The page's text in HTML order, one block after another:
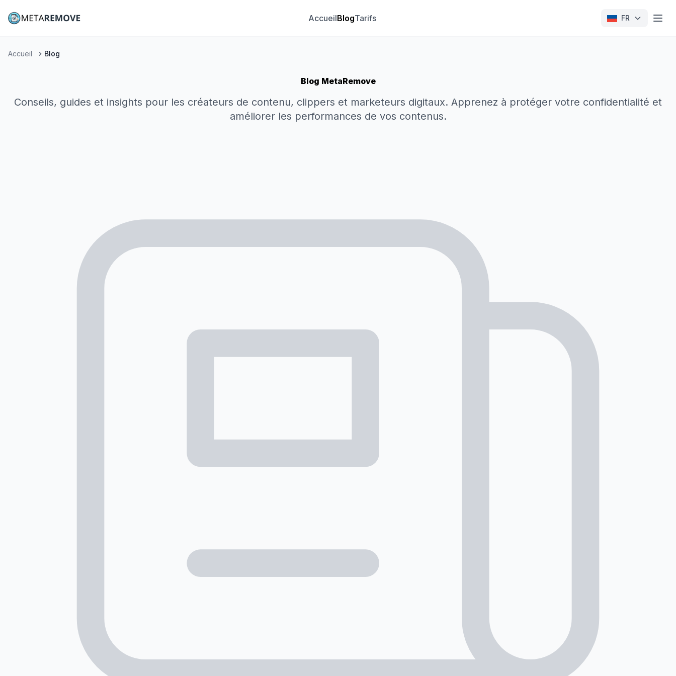
AccueilBlogTarifs FR
Accueil Blog
Blog MetaRemove
Conseils, guides et insights pour les créateurs de contenu, clippers et marketeurs digitaux. Apprenez à protéger votre confidentialité et
améliorer les performances de vos contenus.